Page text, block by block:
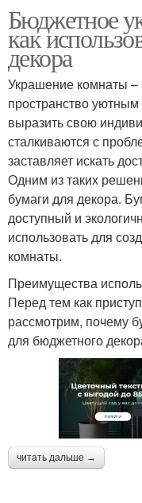
Бюджетное
как
декора
Украшение комнаты –
пространство
выразить свою
сталкиваются с
заставляет искать
Одним из таких
бумаги для декора.
доступный и
использовать для
комнаты.
Преимущества
Перед тем как
рассмотрим, почему
для бюджетного
читать дальше →